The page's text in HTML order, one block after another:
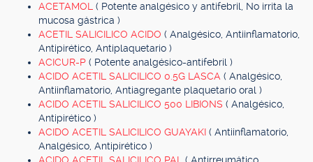
ACETAMOL ( Potente analgésico y antifebril, No irrita la
mucosa gástrica )
ACETIL SALICILICO ACIDO ( Analgésico, Antiinflamatorio,
Antipirético, Antiplaquetario )
ACICUR-P ( Potente analgésico-antifebril )
ACIDO ACETIL SALICILICO 0.5G LASCA ( Analgésico,
Antiinflamatorio, Antiagregante plaquetario oral )
ACIDO ACETIL SALICILICO 500 LIBIONS ( Analgésico,
Antipirético )
ACIDO ACETIL SALICILICO GUAYAKI ( Antiinflamatorio,
Analgésico, Antipirético )